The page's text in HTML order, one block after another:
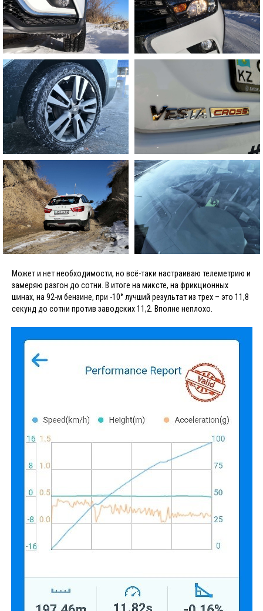
Может и нет необходимости, но всё-таки настраиваю телеметрию и
замеряю разгон до сотни. В итоге на миксте, на фрикционных
шинах, на 92-м бензине, при -10° лучший результат из трех – это 11,8
секунд до сотни против заводских 11,2. Вполне неплохо.